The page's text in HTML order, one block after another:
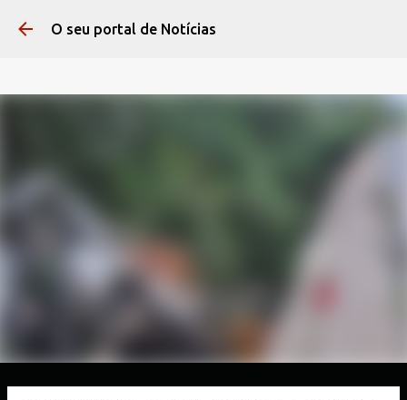
O seu portal de Notícias